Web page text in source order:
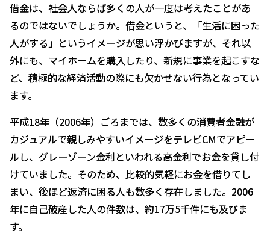
借金は、社会人ならば多くの人が一度は考えたことがあ
るのではないでしょうか。借金というと、「生活に困った
人がする」というイメージが思い浮かびますが、それ以
外にも、マイホームを購入したり、新規に事業を起こすな
ど、積極的な経済活動の際にも欠かせない行為となってい
ます。
平成18年（2006年）ごろまでは、数多くの消費者金融が
カジュアルで親しみやすいイメージをテレビCMでアピー
ルし、グレーゾーン金利といわれる高金利でお金を貸し付
けていました。そのため、比較的気軽にお金を借りてし
まい、後ほど返済に困る人も数多く存在しました。2006
年に自己破産した人の件数は、約17万5千件にも及びま
す。
務
整
理
用
語
相
談
の
流
れ